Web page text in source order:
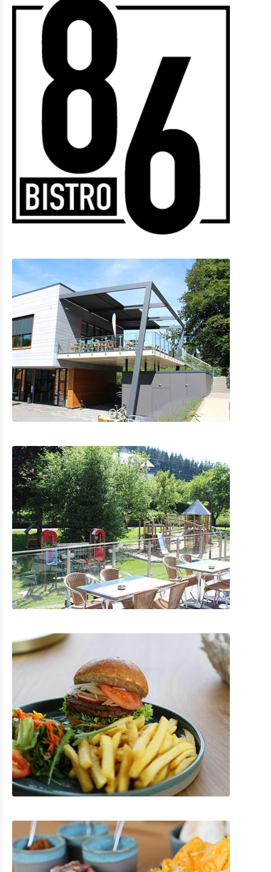
Location de Vélo
Activités intérieures
Eat & Sleep
Restauration
Hébergements avec restauration
Hébergements privés
Autres
Agenda
Actualités